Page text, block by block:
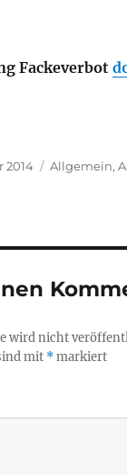
Fackeverbot
2014 Kategorien
Allgemein,
wird nicht
mit *markiert